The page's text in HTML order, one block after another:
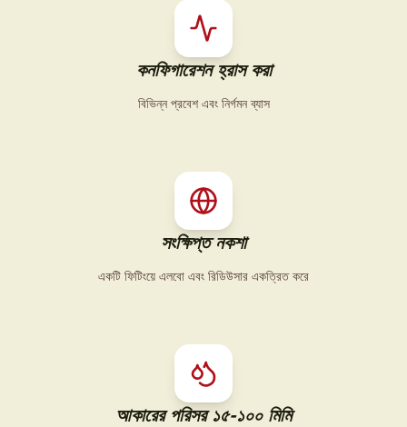
কনফিগারেশন হ্রাস করা
বিভিন্ন প্রবেশ এবং নির্গমন ব্যাস
সংক্ষিপ্ত নকশা
একটি ফিটিংয়ে এলবো এবং রিডিউসার একত্রিত করে
আকারের পরিসর ১৫-১০০ মিমি